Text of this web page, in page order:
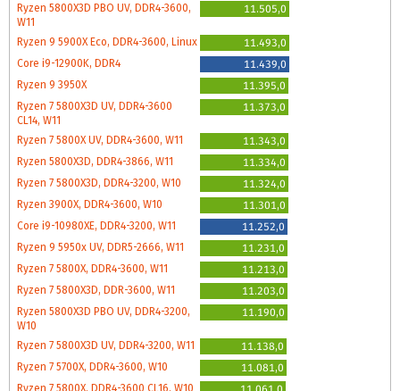
Ryzen 5800X3D PBO UV, DDR4-3600,
W11
11.505,0
Ryzen 9 5900X Eco, DDR4-3600, Linux
11.493,0
Core i9-12900K, DDR4
11.439,0
Ryzen 9 3950X
11.395,0
Ryzen 7 5800X3D UV, DDR4-3600
CL14, W11
11.373,0
Ryzen 7 5800X UV, DDR4-3600, W11
11.343,0
Ryzen 5800X3D, DDR4-3866, W11
11.334,0
Ryzen 7 5800X3D, DDR4-3200, W10
11.324,0
Ryzen 3900X, DDR4-3600, W10
11.301,0
Core i9-10980XE, DDR4-3200, W11
11.252,0
Ryzen 9 5950x UV, DDR5-2666, W11
11.231,0
Ryzen 7 5800X, DDR4-3600, W11
11.213,0
Ryzen 7 5800X3D, DDR-3600, W11
11.203,0
Ryzen 5800X3D PBO UV, DDR4-3200,
W10
11.190,0
Ryzen 7 5800X3D UV, DDR4-3200, W11
11.138,0
Ryzen 7 5700X, DDR4-3600, W10
11.081,0
Ryzen 7 5800X, DDR4-3600 CL16, W10